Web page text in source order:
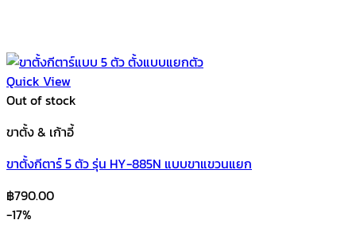
Quick View
Out of stock
ขาตั้ง & เก้าอี้
ขาตั้งกีตาร์ 5 ตัว รุ่น HY-885N แบบขาแขวนแยก
฿790.00
-17%